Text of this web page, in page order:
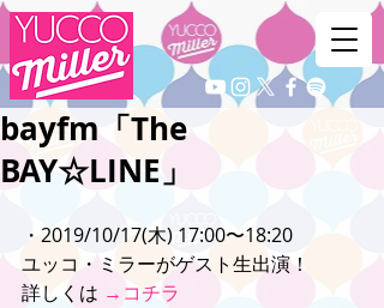
bayfm「The
BAY☆LINE」
・2019/10/17(木) 17:00〜18:20
ユッコ・ミラーがゲスト生出演！
詳しくは →コチラ